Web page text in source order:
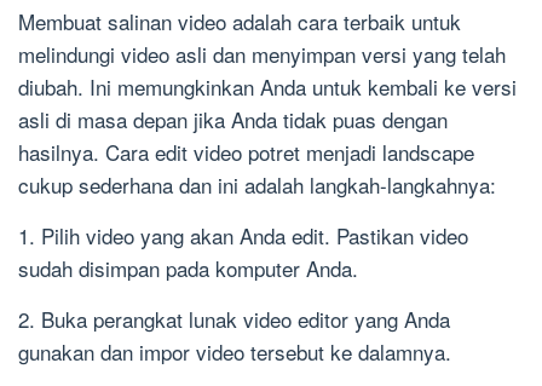
Membuat salinan video adalah cara terbaik untuk
melindungi video asli dan menyimpan versi yang telah
diubah. Ini memungkinkan Anda untuk kembali ke versi
asli di masa depan jika Anda tidak puas dengan
hasilnya. Cara edit video potret menjadi landscape
cukup sederhana dan ini adalah langkah-langkahnya:
1. Pilih video yang akan Anda edit. Pastikan video
sudah disimpan pada komputer Anda.
2. Buka perangkat lunak video editor yang Anda
gunakan dan impor video tersebut ke dalamnya.